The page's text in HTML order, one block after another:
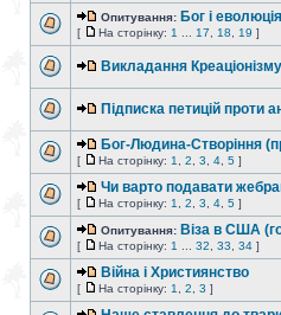
Опитування: Бог і еволюція
[ На сторінку: 1 17 18 19 ]
Викладання
Підписка петицій проти
Бог-Людина-Створіння
[ На сторінку: 1 2 3 4 5 ]
Чи варто подавати
[ На сторінку: 1 2 3 4 5 ]
Опитування: Віза в США
[ На сторінку: 1 32 33 34 ]
Війна і Християнство
[ На сторінку: 1 2 3 ]